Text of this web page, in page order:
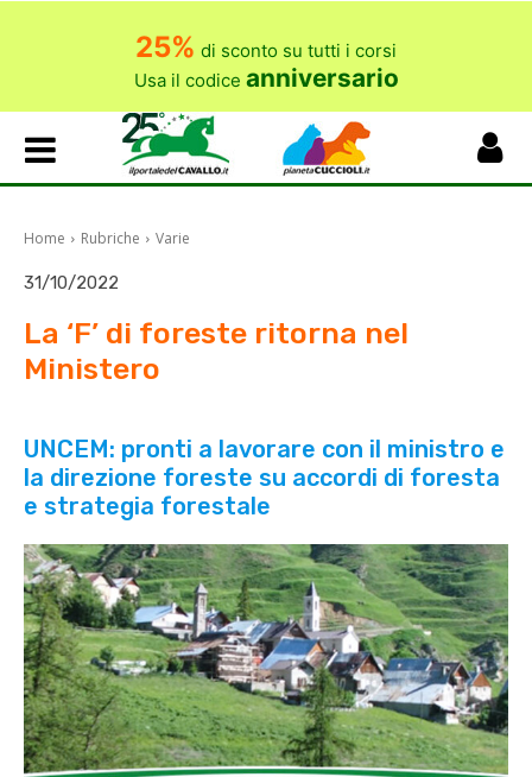
25% di sconto su tutti i corsi
Usa il codice anniversario
Home Rubriche Varie
31/10/2022
La ‘F’ di foreste ritorna nel
Ministero
UNCEM: pronti a lavorare con il ministro e
la direzione foreste su accordi di foresta
e strategia forestale